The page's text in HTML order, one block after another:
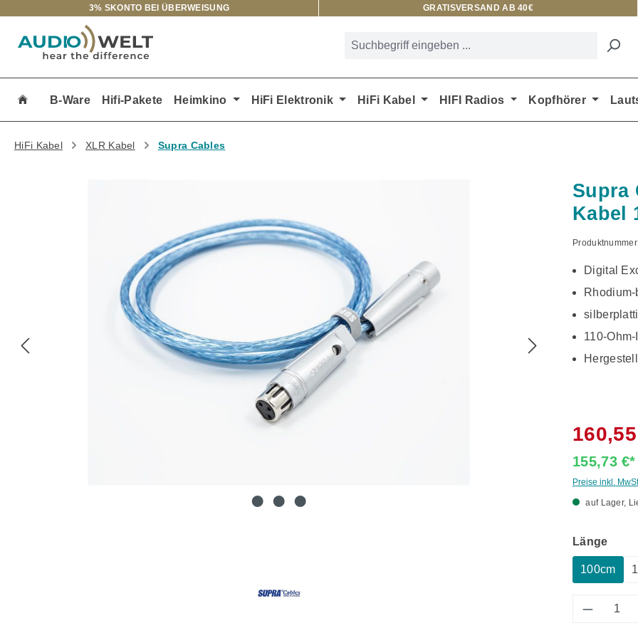
Hauptinhalt springen
Zur Suche springen
Zur Hauptnavigation springen
3% SKONTO BEI ÜBERWEISUNG GRATISVERSAND AB 40€
B-Ware Hifi-Pakete Heimkino HiFi Elektronik HiFi Kabel HIFI Radios Kopfhörer
HiFi Kabel XLR Kabel Supra Cables
Supra
Kabel
Digital
110-
155,73 €*
Preise inkl.
auf Lager,
Länge
100cm